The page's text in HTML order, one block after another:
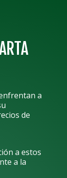
a
de
a estos
a la